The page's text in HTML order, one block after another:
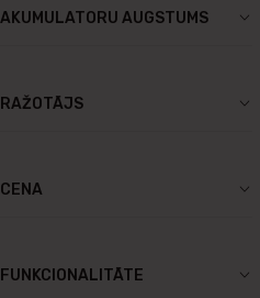
AKUMULATORU AUGSTUMS
RAŽOTĀJS
CENA
FUNKCIONALITĀTE